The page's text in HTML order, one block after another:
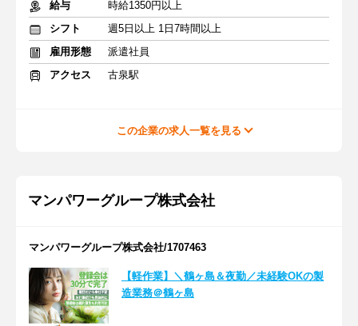
給与
時給1350円以上
シフト
週5日以上 1日7時間以上
雇用形態
派遣社員
アクセス
古泉駅
この企業の求人一覧を見る
マンパワーグループ株式会社
マンパワーグループ株式会社/1707463
【軽作業】＼鶴ヶ島＆夜勤／未経験OKの製
造業務＠鶴ヶ島